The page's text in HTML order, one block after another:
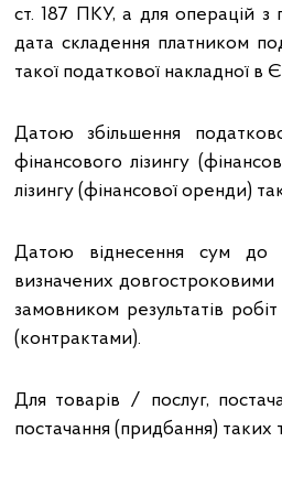
ст. 187 ПКУ, а для операцій з
дата складення платником
такої податкової накладної
Датою збільшення
фінансового лізингу
лізингу (фінансової оренди)
Датою віднесення сум до
визначених довгостроковими
замовником результатів
(контрактами).
Для товарів / послуг,
постачання (придбання) таких